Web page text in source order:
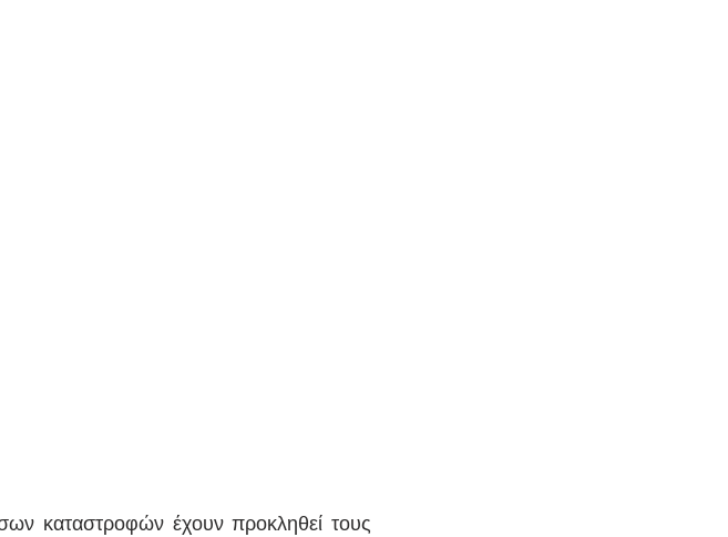
καταστροφών έχουν προκληθεί τους